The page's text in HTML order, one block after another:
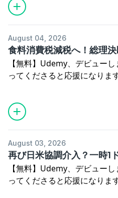
の方はこちらが受講生用ア
す）↓※音が出ます。
https://vimeo.com/
ーーーーーーーーーー
【今日のトピック】
・米株式市場、中小型株の運
・円ドル相場、急変！NISA
る？闘病記を書いてみました
記↓ https://amzn.to/
kindleアプリには読み上げ機
て上部タップ→Aa→その他→
3.5倍速まで上げられます。
Amazonで「オンラインFP」
August 04, 2026
食料消費税減税へ！総理決
【無料】Udemy、デビュー
ってくださると応援になりま
の方はこちらが受講生用ア
す）↓※音が出ます。
https://vimeo.com/
ーーーーーーーーーー
【今日のトピック】
August 03, 2026
再び日米協調介入？一時1
【無料】Udemy、デビュー
ってくださると応援になりま